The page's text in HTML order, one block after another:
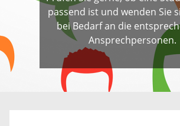
passend ist und wenden Sie
bei Bedarf an die
Ansprechpersonen.